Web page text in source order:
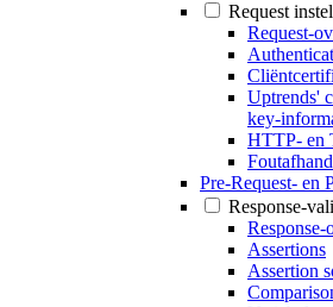
Request
Request-
Uptrends'
key-
HTTP- en
Pre-Request- en
Response-
Response-
Assertions
Assertion